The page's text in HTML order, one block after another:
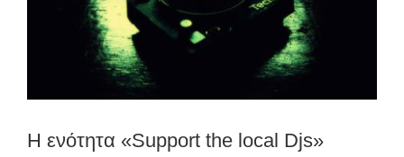
Η ενότητα «Support the local Djs»